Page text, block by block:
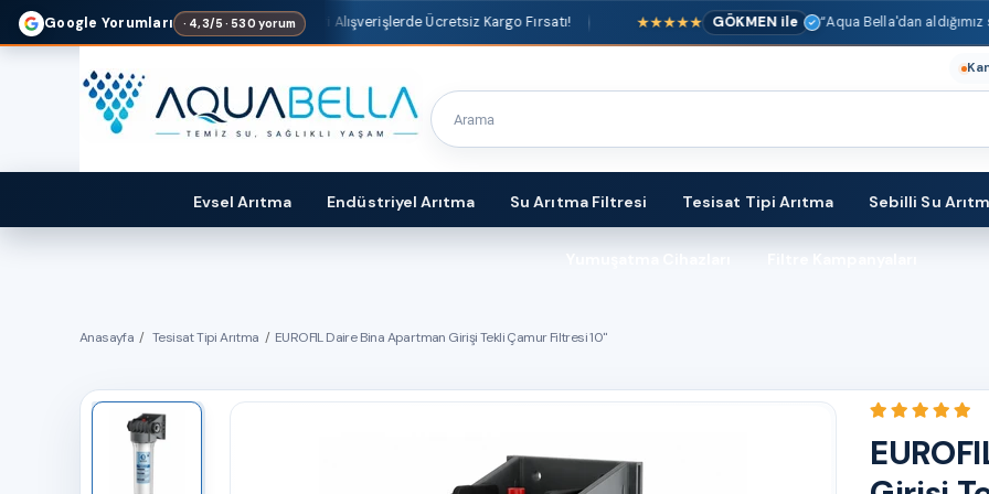
Google Yorumları · 4,3/5 · 530 yorum
1500 TLve Üzeri Alışverişlerde Ücretsiz Kargo Fırsatı! ★★★★★ GÖKMEN ile “Aqua Bella'dan aldığımız saf su
Evsel Arıtma Endüstriyel Arıtma Su Arıtma Filtresi Tesisat Tipi Arıtma Sebilli Su
Anasayfa Tesisat Tipi Arıtma EUROFIL Daire Bina Apartman Girişi Tekli Çamur Filtresi 10''